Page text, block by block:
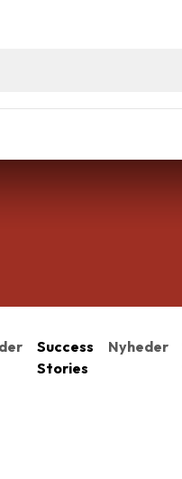
Success
Stories
Nyheder